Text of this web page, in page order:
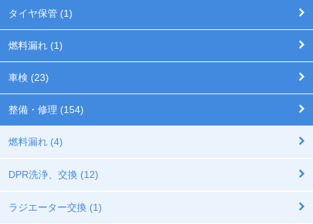
タイヤ保管 (1)
燃料漏れ (1)
車検 (23)
整備・修理 (154)
燃料漏れ (4)
DPR洗浄、交換 (12)
ラジエーター交換 (1)